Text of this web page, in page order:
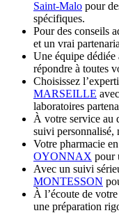
Saint-Malo pour
spécifiques.
Pour des conseils
et un vrai
Une équipe dédiée
répondre à toutes
Choisissez
MARSEILLE
laboratoires
À votre service au
suivi personnalisé,
Votre pharmacie
OYONNAX pour
Avec un suivi
MONTESSON
À l’écoute de votre
une préparation